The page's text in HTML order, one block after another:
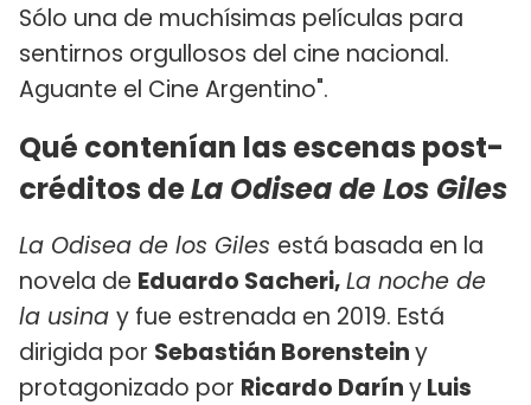
Sólo una de muchísimas películas para
sentirnos orgullosos del cine nacional.
Aguante el Cine Argentino".
Qué contenían las escenas post-
créditos deLa Odisea de Los Giles
La Odisea de los Giles está basada en la
novela de Eduardo Sacheri,La noche de
la usina y fue estrenada en 2019. Está
dirigida por Sebastián Borensteiny
protagonizado por Ricardo DarínyLuis